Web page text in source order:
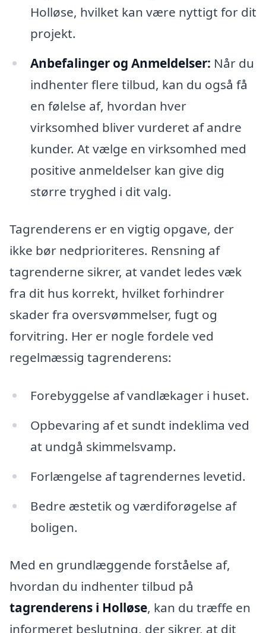
Holløse, hvilket kan være nyttigt for dit
projekt.
Anbefalinger og Anmeldelser: Når du
indhenter flere tilbud, kan du også få
en følelse af, hvordan hver
virksomhed bliver vurderet af andre
kunder. At vælge en virksomhed med
positive anmeldelser kan give dig
større tryghed i dit valg.
Tagrenderens er en vigtig opgave, der
ikke bør nedprioriteres. Rensning af
tagrenderne sikrer, at vandet ledes væk
fra dit hus korrekt, hvilket forhindrer
skader fra oversvømmelser, fugt og
forvitring. Her er nogle fordele ved
regelmæssig tagrenderens:
Forebyggelse af vandlækager i huset.
Opbevaring af et sundt indeklima ved
at undgå skimmelsvamp.
Forlængelse af tagrendernes levetid.
Bedre æstetik og værdiforøgelse af
boligen.
Med en grundlæggende forståelse af,
hvordan du indhenter tilbud på
tagrenderens i Holløse, kan du træffe en
informeret beslutning, der sikrer, at dit